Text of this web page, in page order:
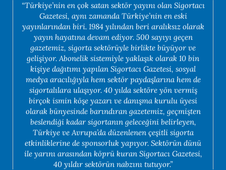
“Türkiye’nin en çok satan sektör yayını olan Sigortacı
Gazetesi, aynı zamanda Türkiye’nin en eski
yayınlarından biri. 1984 yılından beri aralıksız olarak
yayın hayatına devam ediyor. 500 sayıyı geçen
gazetemiz, sigorta sektörüyle birlikte büyüyor ve
gelişiyor. Abonelik sistemiyle yaklaşık olarak 10 bin
kişiye dağıtımı yapılan Sigortacı Gazetesi, sosyal
medya aracılığıyla hem sektör paydaşlarına hem de
sigortalılara ulaşıyor. 40 yılda sektöre yön vermiş
birçok ismin köşe yazarı ve danışma kurulu üyesi
olarak bünyesinde barındıran gazetemiz, geçmişten
beslendiği kadar sigortanın geleceğini belirleyen,
Türkiye ve Avrupa’da düzenlenen çeşitli sigorta
etkinliklerine de sponsorluk yapıyor. Sektörün dünü
ile yarını arasından köprü kuran Sigortacı Gazetesi,
40 yıldır sektörün nabzını tutuyor.”